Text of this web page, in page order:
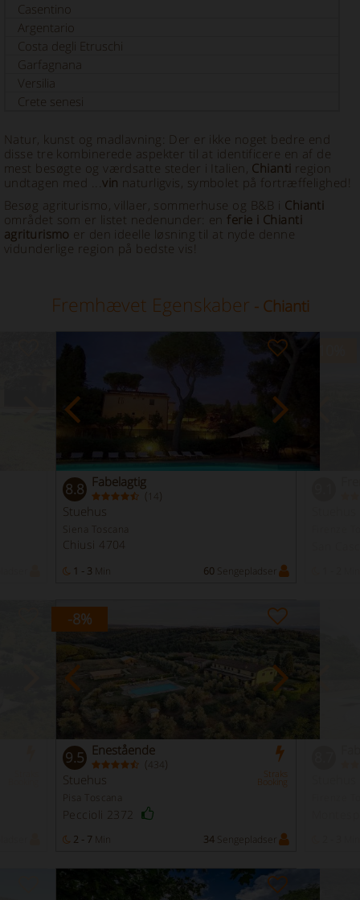
Casentino
Argentario
Costa degli Etruschi
Garfagnana
Versilia
Crete senesi
Natur, kunst og madlavning: Der er ikke noget bedre end
disse tre kombinerede aspekter til at identificere en af ​​de
mest besøgte og værdsatte steder i Italien, Chianti region
undtagen med ...vin naturligvis, symbolet på fortræffelighed!
Besøg agriturismo, villaer, sommerhuse og B&B i Chianti
området som er listet nedenunder: en ferie i Chianti
agriturismo er den ideelle løsning til at nyde denne
vidunderlige region på bedste vis!
Fremhævet Egenskaber - Chianti
8.8 Fabelagtig
( 14 )
Stuehus
Siena Toscana
Chiusi 4704
1 - 3 Min 60 Sengepladser
-8%
9.5 Enestående
( 434 )
Straks
Booking
Stuehus
Pisa Toscana
Peccioli 2372
2 - 7 Min 34 Sengepladser